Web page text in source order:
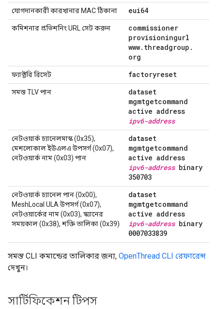
যোগদানকারী কারখানার MAC ঠিকানা eui64
কমিশনার প্রভিশনিং URL সেট করুন
commissioner
provisioningurl
www. threadgroup .
org
ফ্যাক্টরি রিসেট factoryreset
সমস্ত TLV পান
dataset
mgmtgetcommand
active address
ipv6-address
নেটওয়ার্ক চ্যানেলমাস্ক (0x35),
মেশলোকাল ইউএলএ উপসর্গ (0x07),
নেটওয়ার্ক নাম (0x03) পান
dataset
mgmtgetcommand
active address
ipv6-addressbinary
350703
নেটওয়ার্ক চ্যানেল পান (0x00),
MeshLocal ULA উপসর্গ (0x07),
নেটওয়ার্কের নাম (0x03), স্ক্যানের
সময়কাল (0x38), শক্তি তালিকা (0x39)
dataset
mgmtgetcommand
active address
ipv6-addressbinary
0007033839
সমস্ত CLI কমান্ডের তালিকার জন্য, OpenThread CLI রেফারেন্স
দেখুন।
সার্টিফিকেশন টিপস